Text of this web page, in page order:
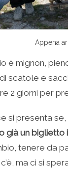
Appena
è mignon,
scatole e
2 giorni per
si presenta
già un biglietto
tenere da
ma ci si